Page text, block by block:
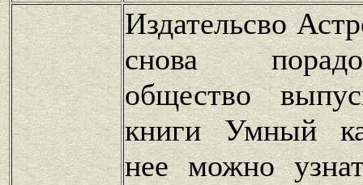
Издательсво
снова
общество
книги Умный
нее можно